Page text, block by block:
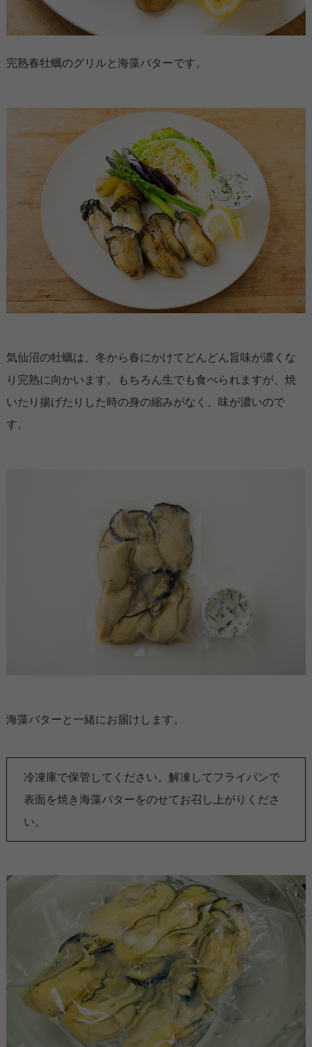
完熟春牡蠣のグリルと海藻バターです。
気仙沼の牡蠣は、冬から春にかけてどんどん旨味が濃くな
り完熟に向かいます。もちろん生でも食べられますが、焼
いたり揚げたりした時の身の縮みがなく、味が濃いので
す。
海藻バターと一緒にお届けします。
冷凍庫で保管してください。解凍してフライパンで
表面を焼き海藻バターをのせてお召し上がりくださ
い。